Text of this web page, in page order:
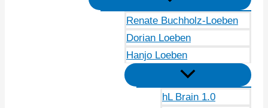
Renate Buchholz-Loeben
Dorian Loeben
Hanjo Loeben
hL Brain 1.0